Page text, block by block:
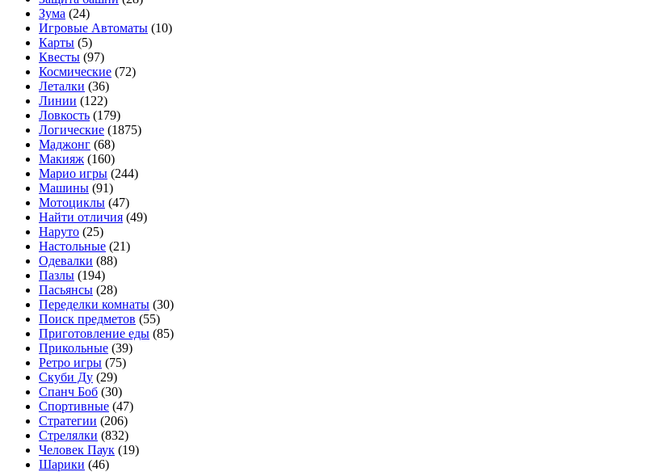
Зума (24)
Игровые Автоматы (10)
Карты (5)
Квесты (97)
Космические (72)
Леталки (36)
Линии (122)
Ловкость (179)
Логические (1875)
Маджонг (68)
Макияж (160)
Марио игры (244)
Машины (91)
Мотоциклы (47)
Найти отличия (49)
Наруто (25)
Настольные (21)
Одевалки (88)
Пазлы (194)
Пасьянсы (28)
Переделки комнаты (30)
Поиск предметов (55)
Приготовление еды (85)
Прикольные (39)
Ретро игры (75)
Скуби Ду (29)
Спанч Боб (30)
Спортивные (47)
Стратегии (206)
Стрелялки (832)
Человек Паук (19)
Шарики (46)